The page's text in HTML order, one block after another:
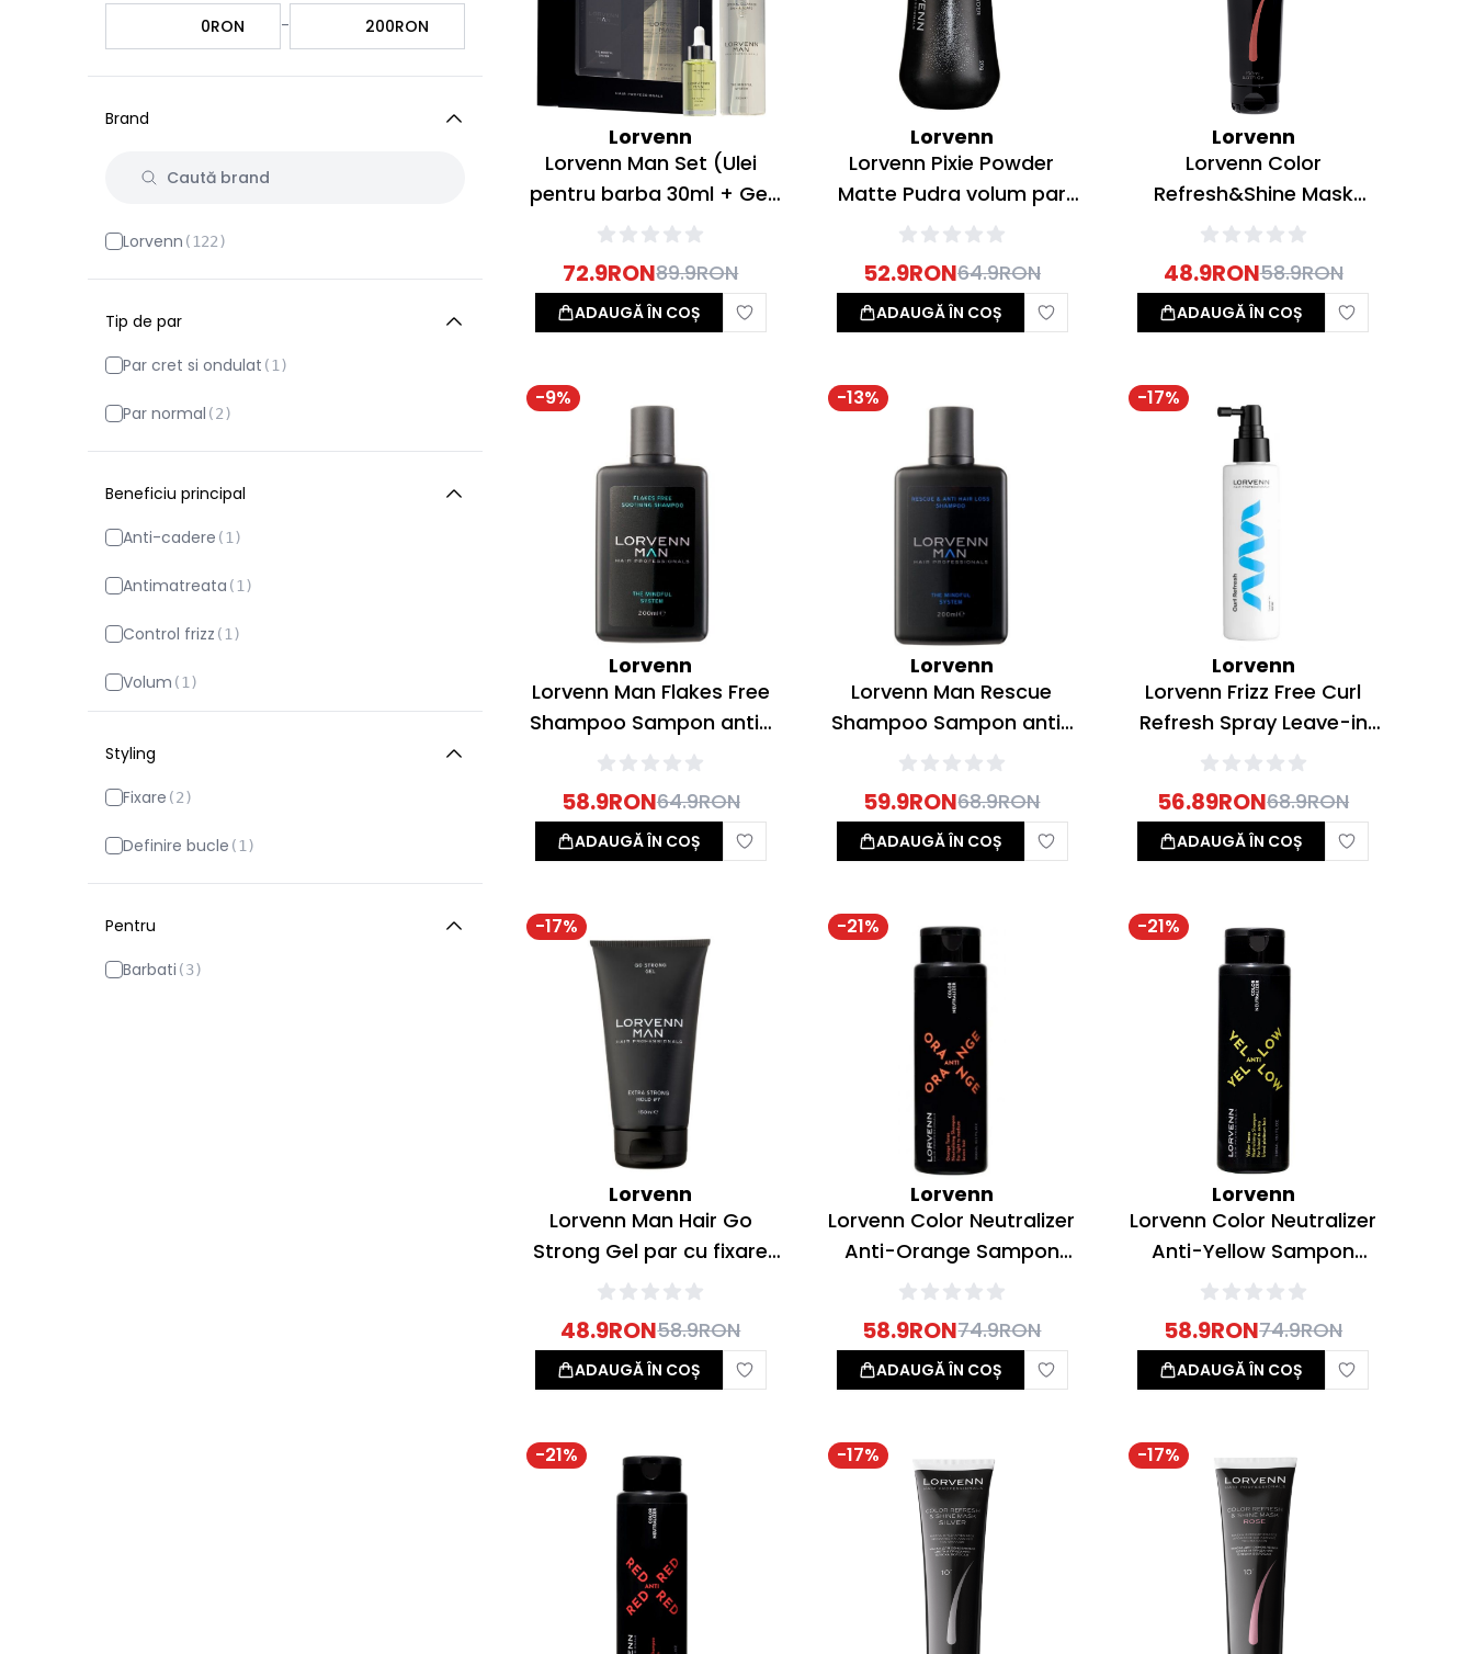
RON
-
RON
Brand
Lorvenn (122)
Tip de par
Par cret si ondulat (1 )
Par normal (2)
Beneficiu principal
Anti-cadere (1 )
Antimatreata (1 )
Control frizz (1 )
Volum (1 )
Styling
Fixare (2)
Definire bucle (1 )
Pentru
Barbati (3)
Lorvenn
Lorvenn Man Set (Ulei
pentru barba 30ml + Gel
curatare ten si barba
72.9RON89.9RON
ADAUGĂ ÎN COȘ
Lorvenn
Lorvenn Pixie Powder
Matte Pudra volum par
20g
52.9RON64.9RON
ADAUGĂ ÎN COȘ
Lorvenn
Lorvenn Color
Refresh&Shine Mask
Masca revitalizare culoare
48.9RON58.9RON
ADAUGĂ ÎN COȘ
-9%
Lorvenn
Lorvenn Man Flakes Free
Shampoo Sampon anti-
matreata 200ml
58.9RON64.9RON
ADAUGĂ ÎN COȘ
-13%
Lorvenn
Lorvenn Man Rescue
Shampoo Sampon anti-
cadere 200ml
59.9RON68.9RON
ADAUGĂ ÎN COȘ
-17%
Lorvenn
Lorvenn Frizz Free Curl
Refresh Spray Leave-in
improspatare bucle 150ml
56.89RON68.9RON
ADAUGĂ ÎN COȘ
-17%
Lorvenn
Lorvenn Man Hair Go
Strong Gel par cu fixare
puternica 150ml
48.9RON58.9RON
ADAUGĂ ÎN COȘ
-21%
Lorvenn
Lorvenn Color Neutralizer
Anti-Orange Sampon
neutralizant pentru Par
mediu 300ml
58.9RON74.9RON
ADAUGĂ ÎN COȘ
-21%
Lorvenn
Lorvenn Color Neutralizer
Anti-Yellow Sampon
neutralizant pentru Par
58.9RON74.9RON
ADAUGĂ ÎN COȘ
-21% -17% -17%